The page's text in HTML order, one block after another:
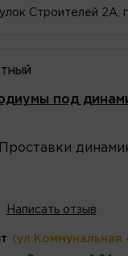
Строителей 2А,
под
Проставки
Написать отзыв
(ул.Коммунальная